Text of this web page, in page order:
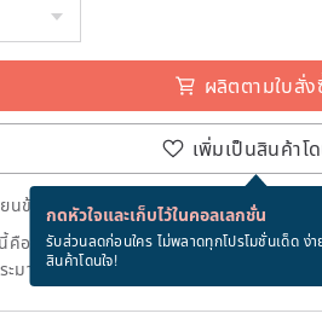
ผลิตตามใบสั่ง
เพิ่มเป็นสินค้าโ
กดหัวใจและเก็บไว้ในคอลเลกชั่น
รับส่วนลดก่อนใคร ไม่พลาดทุกโปรโมชั่นเด็ด ง่
สินค้าโดนใจ!
ยนข้อความและส่ง eCard ฟรีเมื่อซื้อสินค้า!
คือ "สินค้าผลิตตามใบสั่งซื้อ" หลังจากที่ชำระ
ระมาณ 15 วันทางการในการผลิตสินค้า (ไม่รว